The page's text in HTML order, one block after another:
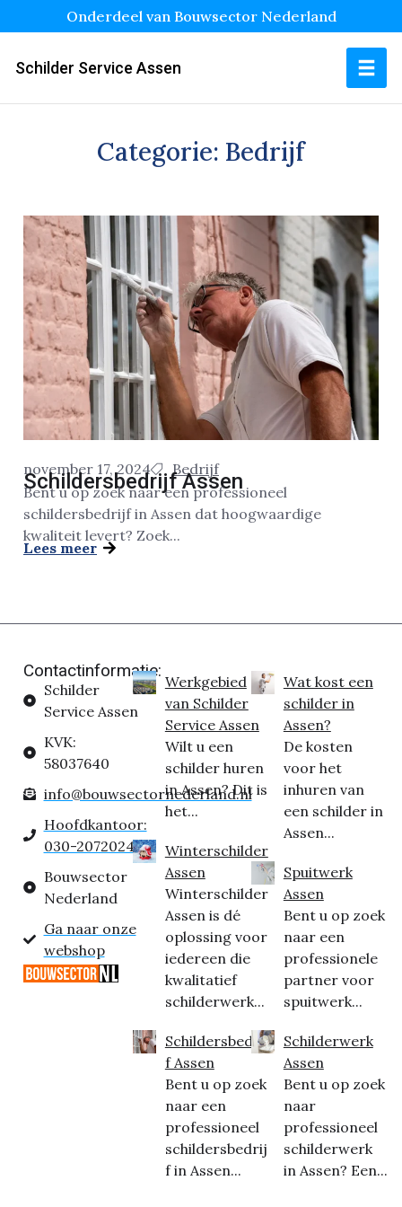
Onderdeel van Bouwsector Nederland
Schilder Service Assen
Categorie: Bedrijf
november 17, 2024 Bedrijf
Schildersbedrijf Assen
Bent u op zoek naar een professioneel
schildersbedrijf in Assen dat hoogwaardige
kwaliteit levert? Zoek...
Lees meer
Contactinformatie:
Schilder
Service Assen
KVK:
58037640
info@bouwsectornederland.nl
Hoofdkantoor:
030-2072024
Bouwsector
Nederland
Ga naar onze
webshop
Werkgebied
van Schilder
Service Assen
Wilt u een
schilder huren
in Assen? Dit is
het...
Winterschilder
Assen
Winterschilder
Assen is dé
oplossing voor
iedereen die
kwalitatief
schilderwerk...
Schildersbedrij
f Assen
Bent u op zoek
naar een
professioneel
schildersbedrij
f in Assen...
Wat kost een
schilder in
Assen?
De kosten
voor het
inhuren van
een schilder in
Assen...
Spuitwerk
Assen
Bent u op zoek
naar een
professionele
partner voor
spuitwerk...
Schilderwerk
Assen
Bent u op zoek
naar
professioneel
schilderwerk
in Assen? Een...